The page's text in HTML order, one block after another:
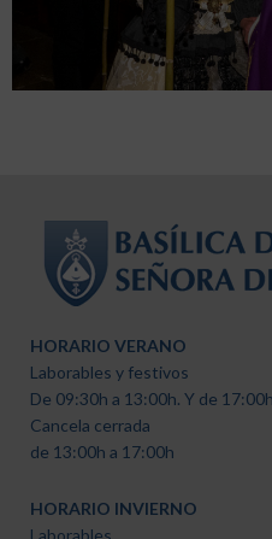
HORARIO VERANO
Laborables y festivos
De 09:30h a 13:00h. Y de
Cancela cerrada
de 13:00h a 17:00h
HORARIO INVIERNO